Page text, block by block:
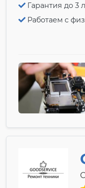
Гарантия до 3
Работаем с